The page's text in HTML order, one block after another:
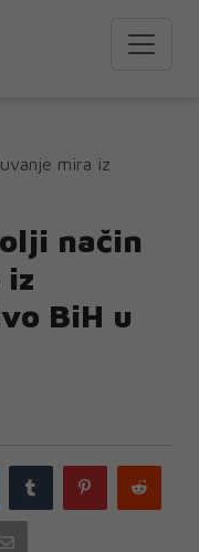
mira iz
način
iz
BiH u
LinkedIn Tumblr Pinterest